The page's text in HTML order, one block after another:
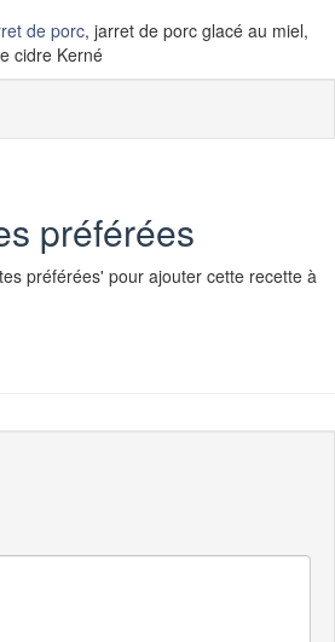
de porc, jarret de porc glacé au miel,
cidre Kerné
préférées
préférées' pour ajouter cette recette à